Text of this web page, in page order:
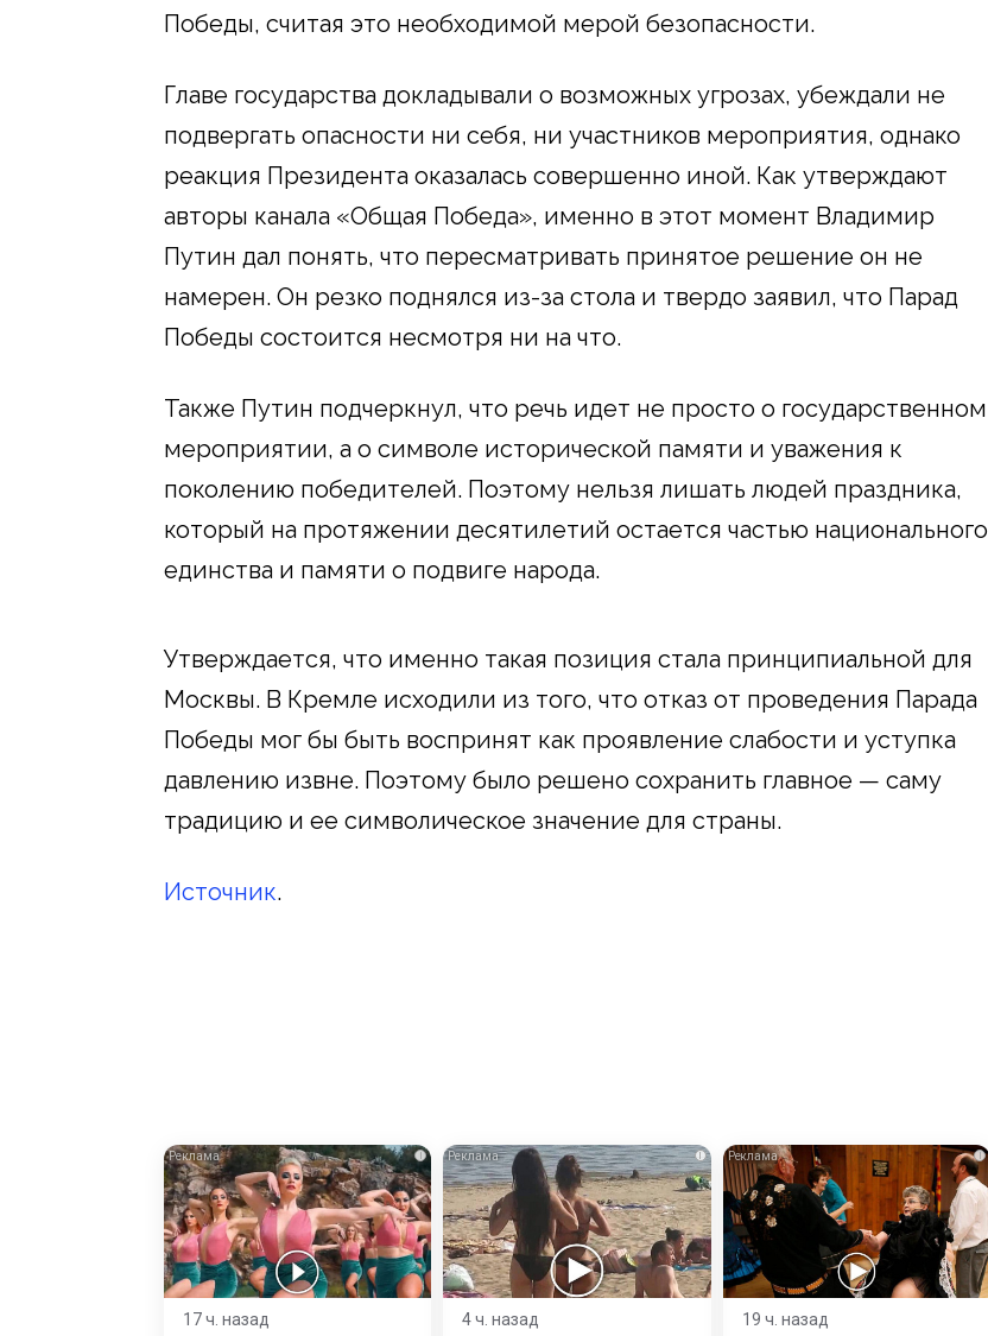
Победы, считая это необходимой мерой безопасности.
Главе государства докладывали о возможных угрозах, убеждали не
подвергать опасности ни себя, ни участников мероприятия, однако
реакция Президента оказалась совершенно иной. Как утверждают
авторы канала «Общая Победа», именно в этот момент Владимир
Путин дал понять, что пересматривать принятое решение он не
намерен. Он резко поднялся из-за стола и твердо заявил, что Парад
Победы состоится несмотря ни на что.
Также Путин подчеркнул, что речь идет не просто о государственном
мероприятии, а о символе исторической памяти и уважения к
поколению победителей. Поэтому нельзя лишать людей праздника,
который на протяжении десятилетий остается частью национального
единства и памяти о подвиге народа.
Утверждается, что именно такая позиция стала принципиальной для
Москвы. В Кремле исходили из того, что отказ от проведения Парада
Победы мог бы быть воспринят как проявление слабости и уступка
давлению извне. Поэтому было решено сохранить главное — саму
традицию и ее символическое значение для страны.
Источник.
i
17 ч. назад
i
4 ч. назад
i
19 ч. назад